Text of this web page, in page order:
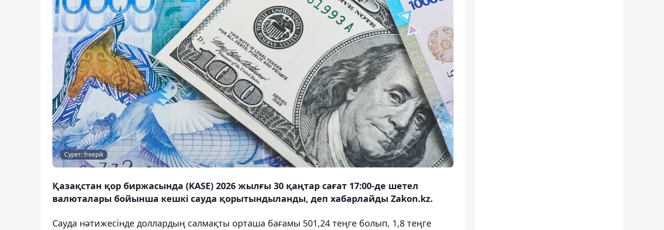
Сурет: freepik
Қазақстан қор биржасында (KASE) 2026 жылғы 30 қаңтар сағат 17:00-де шетел
валюталары бойынша кешкі сауда қорытындыланды, деп хабарлайды Zakon.kz.
Сауда нәтижесінде доллардың салмақты орташа бағамы 501,24 теңге болып, 1,8 теңге